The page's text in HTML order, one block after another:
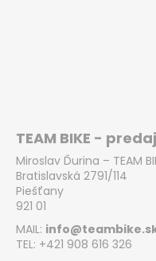
TEAM BIKE -
Miroslav Ďurina – TEAM
Bratislavská 2791/114
Piešťany
921 01
MAIL:
TEL: +421 908 616 326